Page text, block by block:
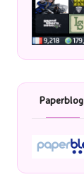
Paperblog